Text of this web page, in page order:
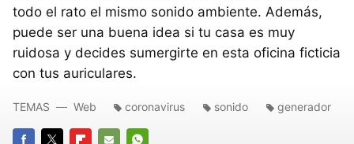
todo el rato el mismo sonido ambiente. Además,
puede ser una buena idea si tu casa es muy
ruidosa y decides sumergirte en esta oficina ficticia
con tus auriculares.
TEMAS Web coronavirus sonido generador